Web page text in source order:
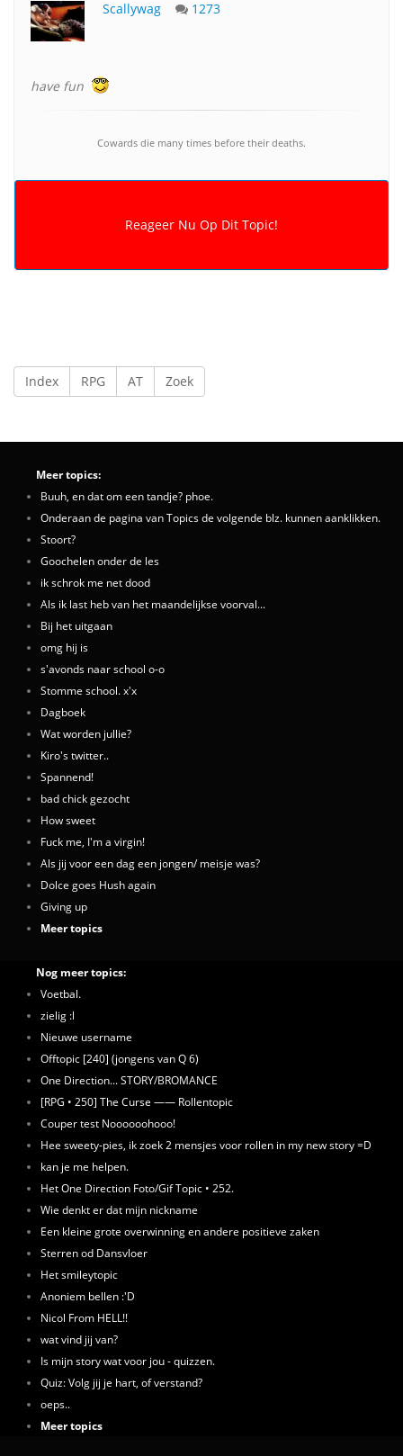
Scallywag 1273
have fun
Cowards die many times before their deaths.
Index RPG AT Zoek
Meer topics:
Buuh, en dat om een tandje? phoe.
Onderaan de pagina van Topics de volgende blz. kunnen aanklikken.
Stoort?
Goochelen onder de les
ik schrok me net dood
Als ik last heb van het maandelijkse voorval...
Bij het uitgaan
omg hij is
s'avonds naar school o-o
Stomme school. x'x
Dagboek
Wat worden jullie?
Kiro's twitter..
Spannend!
bad chick gezocht
How sweet
Fuck me, I'm a virgin!
Als jij voor een dag een jongen/ meisje was?
Dolce goes Hush again
Giving up
Meer topics
Nog meer topics:
Voetbal.
zielig :l
Nieuwe username
Offtopic [240] (jongens van Q 6)
One Direction... STORY/BROMANCE
[RPG • 250] The Curse —— Rollentopic
Couper test Noooooohooo!
Hee sweety-pies, ik zoek 2 mensjes voor rollen in my new story =D
kan je me helpen.
Het One Direction Foto/Gif Topic • 252.
Wie denkt er dat mijn nickname
Een kleine grote overwinning en andere positieve zaken
Sterren od Dansvloer
Het smileytopic
Anoniem bellen :'D
Nicol From HELL!!
wat vind jij van?
Is mijn story wat voor jou - quizzen.
Quiz: Volg jij je hart, of verstand?
oeps..
Meer topics